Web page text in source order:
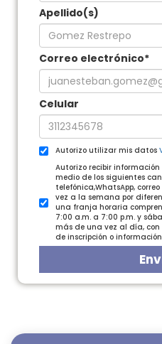
Apellido(s)
Correo electrónico*
Celular
Autorizo utilizar mis datos
Autorizo recibir información
medio de los siguientes
telefónica,WhatsApp,
vez a la semana por
una franja horaria
7:00 a.m. a 7:00 p.m. y
más de una vez al día,
de inscripción o